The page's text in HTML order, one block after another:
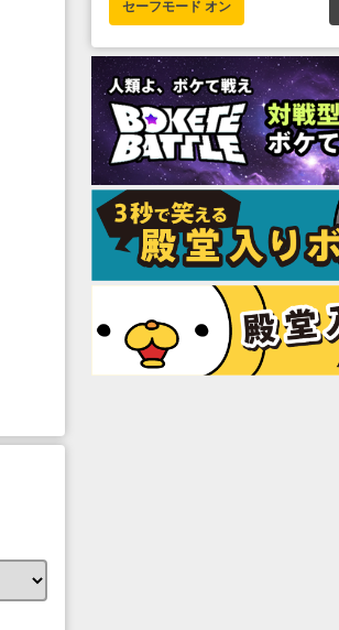
セーフモード オン